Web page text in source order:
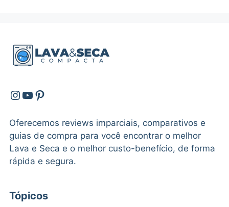
Instagram
Youtube
Pinterest
Oferecemos reviews imparciais, comparativos e
guias de compra para você encontrar o melhor
Lava e Seca e o melhor custo-benefício, de forma
rápida e segura.
Tópicos